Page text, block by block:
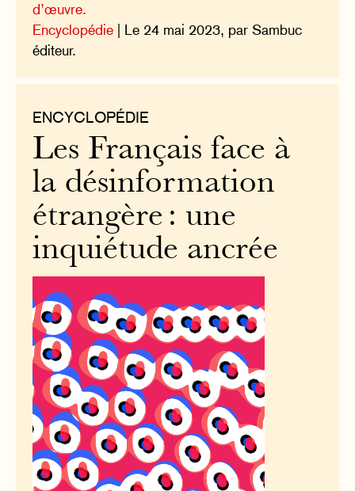
d’œuvre.
Encyclopédie | Le 24 mai 2023, par Sambuc
éditeur.
ENCYCLOPÉDIE
Les Français face à
la désinformation
étrangère : une
inquiétude ancrée